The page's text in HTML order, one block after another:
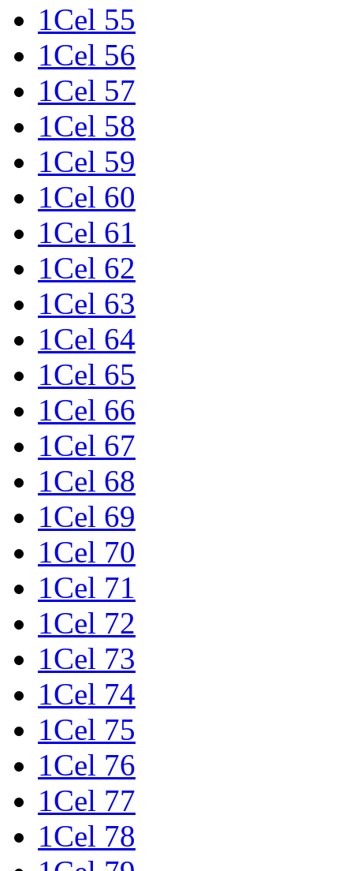
1Cel 55
1Cel 56
1Cel 57
1Cel 58
1Cel 59
1Cel 60
1Cel 61
1Cel 62
1Cel 63
1Cel 64
1Cel 65
1Cel 66
1Cel 67
1Cel 68
1Cel 69
1Cel 70
1Cel 71
1Cel 72
1Cel 73
1Cel 74
1Cel 75
1Cel 76
1Cel 77
1Cel 78